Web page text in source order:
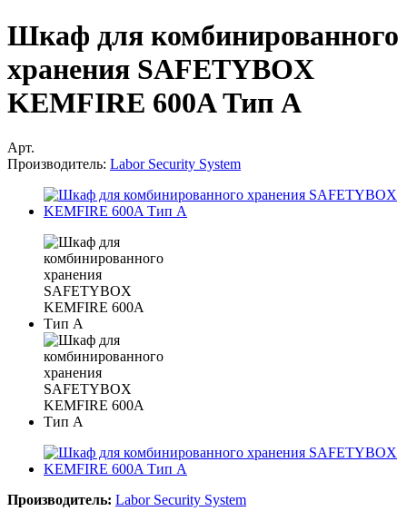
Шкаф для комбинированного
хранения SAFETYBOX
KEMFIRE 600A Тип A
Арт.
Производитель: Labor Security System
Производитель: Labor Security System